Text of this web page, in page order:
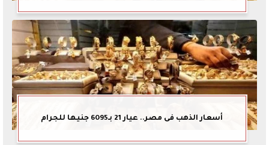
أسعار الذهب فى مصر.. عيار 21 بـ6095 جنيها للجرام